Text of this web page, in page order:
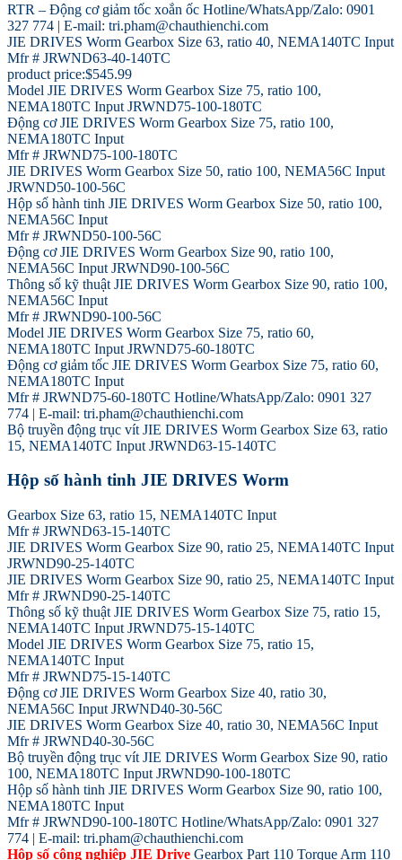
RTR – Động cơ giảm tốc xoắn ốc Hotline/WhatsApp/Zalo: 0901
327 774 | E-mail: tri.pham@chauthienchi.com
JIE DRIVES Worm Gearbox Size 63, ratio 40, NEMA140TC Input
Mfr # JRWND63-40-140TC
product price:$545.99
Model JIE DRIVES Worm Gearbox Size 75, ratio 100,
NEMA180TC Input JRWND75-100-180TC
Động cơ JIE DRIVES Worm Gearbox Size 75, ratio 100,
NEMA180TC Input
Mfr # JRWND75-100-180TC
JIE DRIVES Worm Gearbox Size 50, ratio 100, NEMA56C Input
JRWND50-100-56C
Hộp số hành tinh JIE DRIVES Worm Gearbox Size 50, ratio 100,
NEMA56C Input
Mfr # JRWND50-100-56C
Động cơ JIE DRIVES Worm Gearbox Size 90, ratio 100,
NEMA56C Input JRWND90-100-56C
Thông số kỹ thuật JIE DRIVES Worm Gearbox Size 90, ratio 100,
NEMA56C Input
Mfr # JRWND90-100-56C
Model JIE DRIVES Worm Gearbox Size 75, ratio 60,
NEMA180TC Input JRWND75-60-180TC
Động cơ giảm tốc JIE DRIVES Worm Gearbox Size 75, ratio 60,
NEMA180TC Input
Mfr # JRWND75-60-180TC Hotline/WhatsApp/Zalo: 0901 327
774 | E-mail: tri.pham@chauthienchi.com
Bộ truyền động trục vít JIE DRIVES Worm Gearbox Size 63, ratio
15, NEMA140TC Input JRWND63-15-140TC
Hộp số hành tinh JIE DRIVES Worm
Gearbox Size 63, ratio 15, NEMA140TC Input
Mfr # JRWND63-15-140TC
JIE DRIVES Worm Gearbox Size 90, ratio 25, NEMA140TC Input
JRWND90-25-140TC
JIE DRIVES Worm Gearbox Size 90, ratio 25, NEMA140TC Input
Mfr # JRWND90-25-140TC
Thông số kỹ thuật JIE DRIVES Worm Gearbox Size 75, ratio 15,
NEMA140TC Input JRWND75-15-140TC
Model JIE DRIVES Worm Gearbox Size 75, ratio 15,
NEMA140TC Input
Mfr # JRWND75-15-140TC
Động cơ JIE DRIVES Worm Gearbox Size 40, ratio 30,
NEMA56C Input JRWND40-30-56C
JIE DRIVES Worm Gearbox Size 40, ratio 30, NEMA56C Input
Mfr # JRWND40-30-56C
Bộ truyền động trục vít JIE DRIVES Worm Gearbox Size 90, ratio
100, NEMA180TC Input JRWND90-100-180TC
Hộp số hành tinh JIE DRIVES Worm Gearbox Size 90, ratio 100,
NEMA180TC Input
Mfr # JRWND90-100-180TC Hotline/WhatsApp/Zalo: 0901 327
774 | E-mail: tri.pham@chauthienchi.com
Hộp số công nghiệp JIE Drive Gearbox Part 110 Torque Arm 110